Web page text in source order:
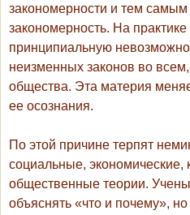
закономерности и тем
закономерность. На практике
принципиальную
неизменных законов во всем,
общества. Эта материя
ее осознания.
По этой причине терпят
социальные, экономические,
общественные теории.
объяснять «что и почему»,